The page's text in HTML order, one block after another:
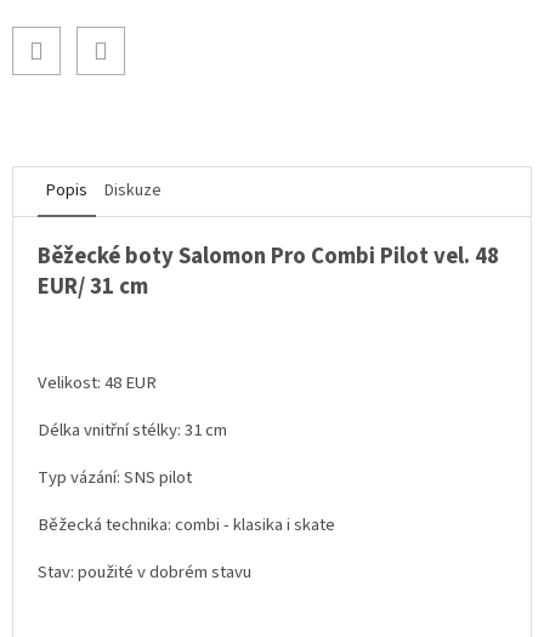
Popis Diskuze
Běžecké boty Salomon Pro Combi Pilot vel. 48
EUR/ 31 cm
Velikost: 48 EUR
Délka vnitřní stélky: 31 cm
Typ vázání: SNS pilot
Běžecká technika: combi - klasika i skate
Stav: použité v dobrém stavu